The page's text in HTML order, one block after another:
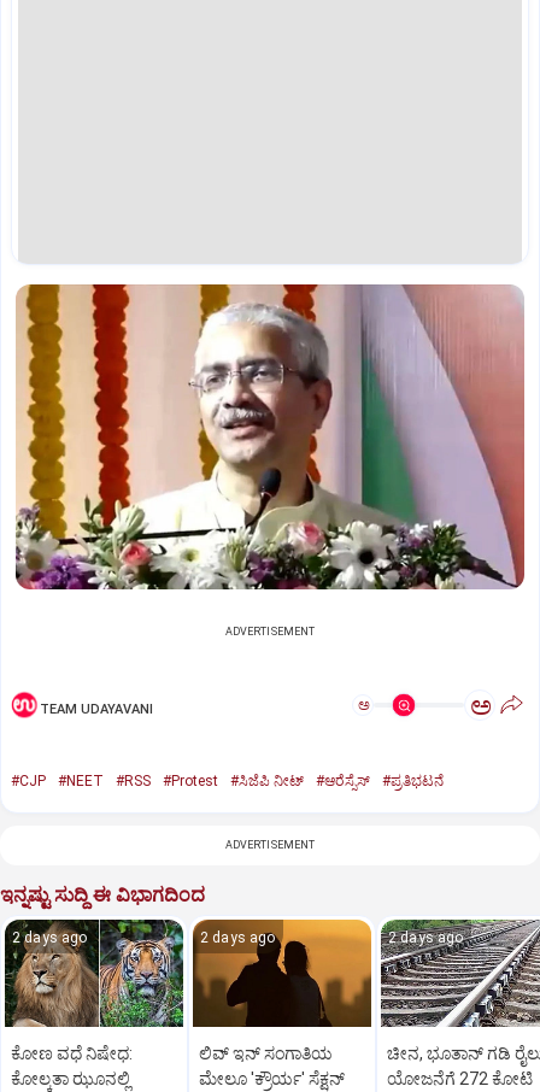
ADVERTISEMENT
TEAM UDAYAVANI ಅ ಅ
#CJP #NEET #RSS #Protest #ಸಿಜೆಪಿ ನೀಟ್‌ #ಆರೆಸ್ಸೆಸ್‌ #ಪ್ರತಿಭಟನೆ
ADVERTISEMENT
ಇನ್ನಷ್ಟು ಸುದ್ದಿ ಈ ವಿಭಾಗದಿಂದ
2 days ago
ಕೋಣ ವಧೆ ನಿಷೇಧ:
ಕೋಲ್ಕತಾ ಝೂನಲ್ಲಿ
2 days ago
ಲಿವ್‌ ಇನ್‌ ಸಂಗಾತಿಯ
ಮೇಲೂ 'ಕ್ರೌರ್ಯ' ಸೆಕ್ಷನ್‌
2 days ago
ಚೀನ, ಭೂತಾನ್‌ ಗಡಿ
ಯೋಜನೆಗೆ 272 ಕೋಟಿ